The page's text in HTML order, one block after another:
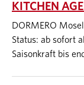
KITCHEN
DORMERO
Status: ab sofort
Saisonkraft bis